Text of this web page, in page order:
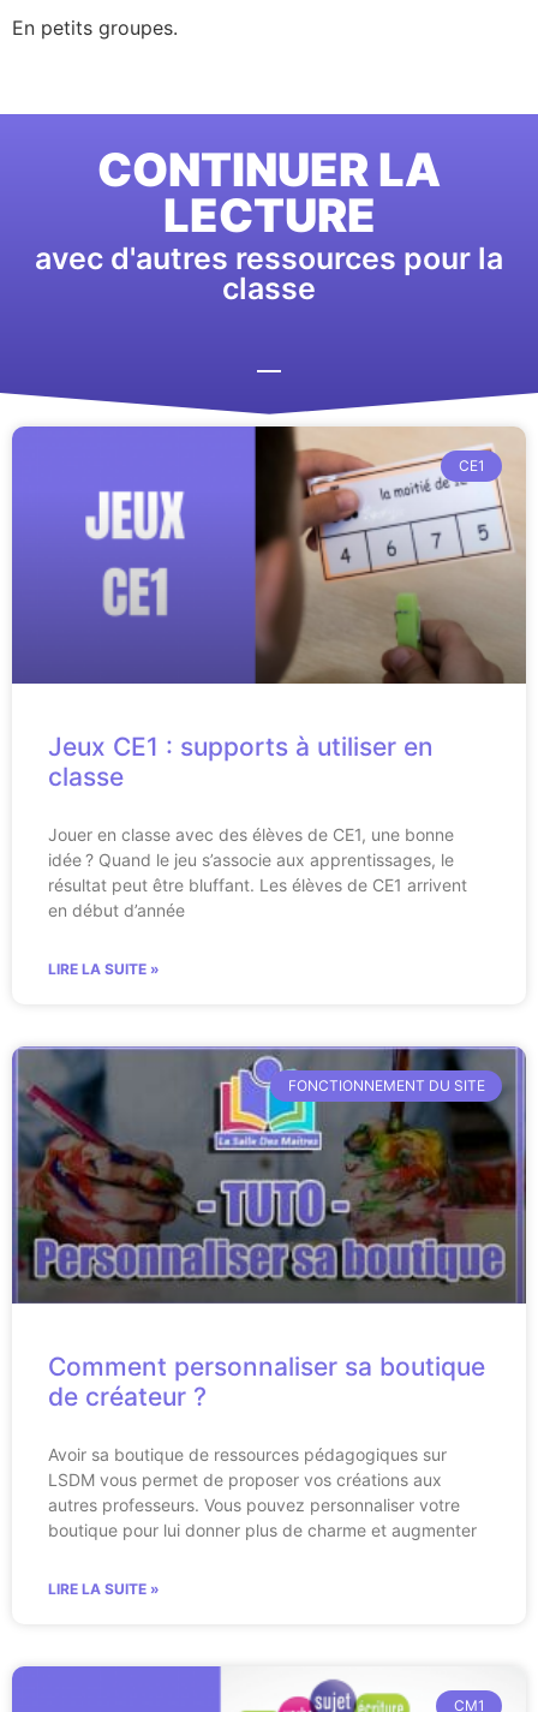
En petits groupes.
CONTINUER LA
LECTURE
avec d'autres ressources pour la
classe
CE1
Jeux CE1 : supports à utiliser en
classe
Jouer en classe avec des élèves de CE1, une bonne
idée ? Quand le jeu s’associe aux apprentissages, le
résultat peut être bluffant. Les élèves de CE1 arrivent
en début d’année
LIRE LA SUITE »
FONCTIONNEMENT DU SITE
Comment personnaliser sa boutique
de créateur ?
Avoir sa boutique de ressources pédagogiques sur
LSDM vous permet de proposer vos créations aux
autres professeurs. Vous pouvez personnaliser votre
boutique pour lui donner plus de charme et augmenter
LIRE LA SUITE »
CM1